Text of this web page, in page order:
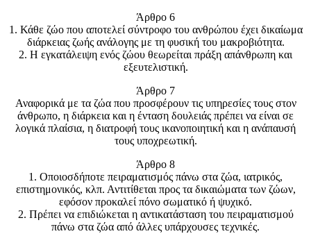
Άρθρο 6
1. Κάθε ζώο που αποτελεί σύντροφο του ανθρώπου έχει δικαίωμα
διάρκειας ζωής ανάλογης με τη φυσική του μακροβιότητα.
2. Η εγκατάλειψη ενός ζώου θεωρείται πράξη απάνθρωπη και
εξευτελιστική.
Άρθρο 7
Αναφορικά με τα ζώα που προσφέρουν τις υπηρεσίες τους στον
άνθρωπο, η διάρκεια και η ένταση δουλειάς πρέπει να είναι σε
λογικά πλαίσια, η διατροφή τους ικανοποιητική και η ανάπαυσή
τους υποχρεωτική.
Άρθρο 8
1. Οποιοσδήποτε πειραματισμός πάνω στα ζώα, ιατρικός,
επιστημονικός, κλπ. Αντιτίθεται προς τα δικαιώματα των ζώων,
εφόσον προκαλεί πόνο σωματικό ή ψυχικό.
2. Πρέπει να επιδιώκεται η αντικατάσταση του πειραματισμού
πάνω στα ζώα από άλλες υπάρχουσες τεχνικές.